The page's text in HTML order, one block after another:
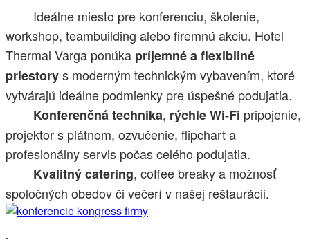
Ideálne miesto pre konferenciu, školenie,
workshop, teambuilding alebo firemnú akciu. Hotel
Thermal Varga ponúka príjemné a flexibilné
priestorys moderným technickým vybavením, ktoré
vytvárajú ideálne podmienky pre úspešné podujatia.
Konferenčná technika, rýchle Wi-Fi pripojenie,
projektor s plátnom, ozvučenie, flipchart a
profesionálny servis počas celého podujatia.
Kvalitný catering, coffee breaky a možnosť
spoločných obedov či večerí v našej reštaurácii.
.